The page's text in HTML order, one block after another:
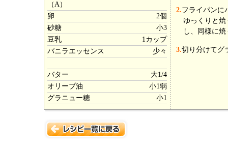
（A）
卵
2個
砂糖
小3
豆乳
1カップ
バニラエッセンス
少々
バター
大1/4
オリーブ油
小1弱
グラニュー糖
小1
2.フライパンに
ゆっくりと
し、同様に焼
3.切り分けてグ